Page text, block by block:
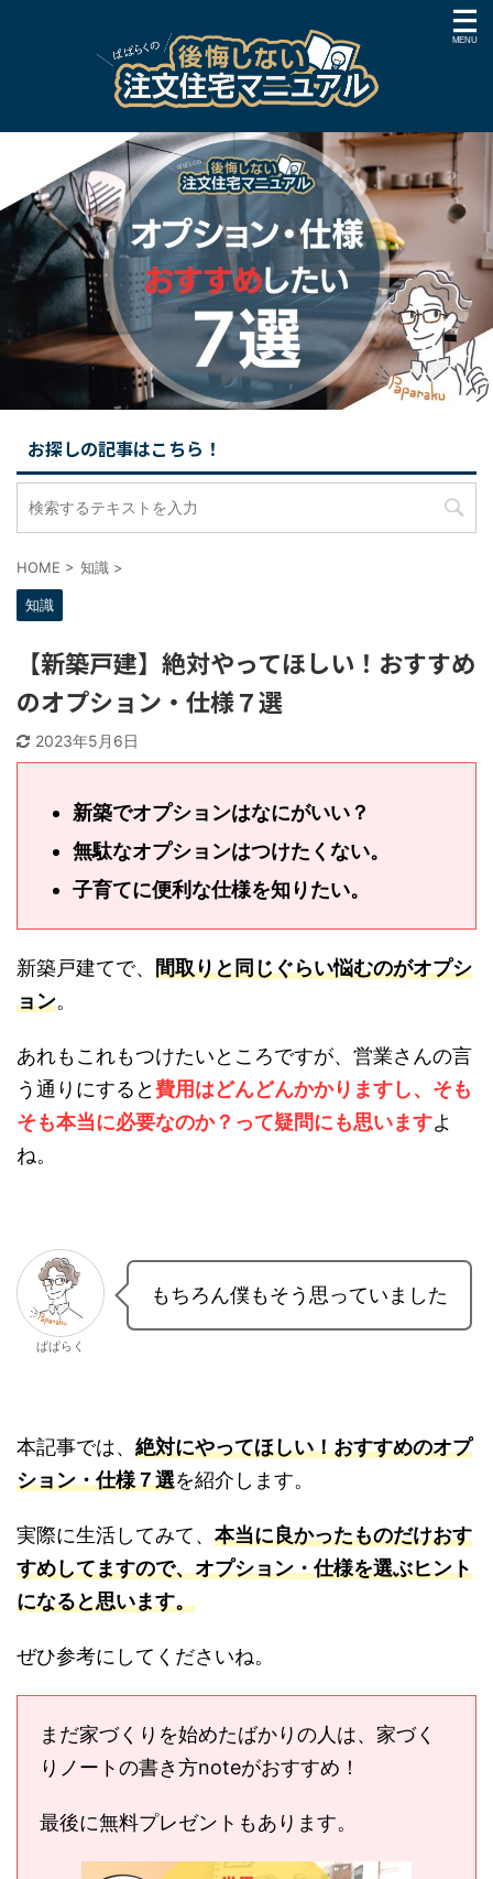
お探しの記事はこちら！
知識
【新築戸建】絶対やってほしい！おすす
めのオプション・仕様７選
新築でオプションはなにがいい？
無駄なオプションはつけたくない。
子育てに便利な仕様を知りたい。
新築戸建てで、 間取りと同じぐらい悩むのがオプ
ション
あれもこれもつけたいところですが、営業さんの
言う通りにすると費用はどんどんかかりますし、
そもそも本当に必要なのか？って疑問にも思いま
す
ぱぱらく
もちろん僕もそう思っていまし
本記事では、 絶対にやってほしい！おすすめのオ
プション・仕様７選を紹介します。
実際に生活してみて、 本当に良かったものだけお
すすめしてますので、オプション・仕様を選ぶヒ
ントになると思います。
ぜひ参考にしてくださいね。
まだ家づくりを始めたばかりの人は、家づく
りノートの書き方noteがおすすめ！
最後に無料プレゼントもあります。